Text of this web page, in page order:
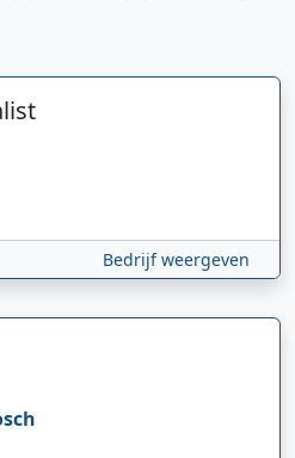
Bedrijf weergeven